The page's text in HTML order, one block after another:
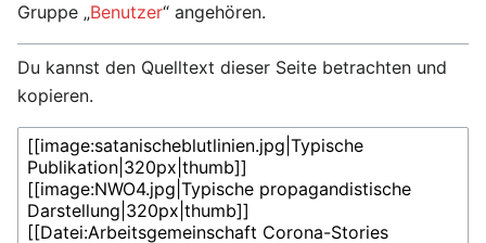
Gruppe „Benutzer“ angehören.
Du kannst den Quelltext dieser Seite betrachten und
kopieren.